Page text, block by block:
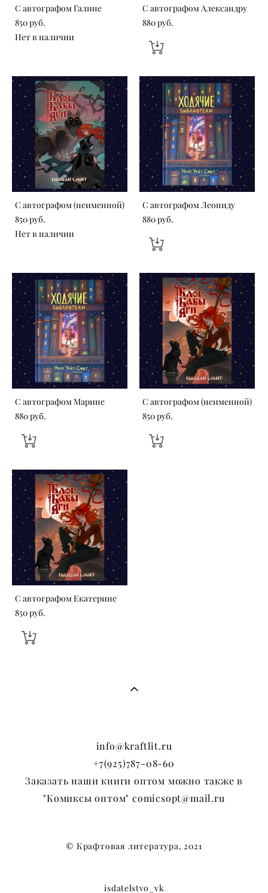
С автографом Галине
850 pуб.
Нет в наличии
С автографом Александру
880 pуб.
С автографом (неименной)
850 pуб.
Нет в наличии
С автографом Леониду
880 pуб.
С автографом Марине
880 pуб.
С автографом (неименной)
850 pуб.
С автографом Екатерине
850 pуб.
info@kraftlit.ru
+7(925)787-08-60
Заказать наши книги оптом можно также в
"Комиксы оптом" comicsopt@mail.ru
© Крафтовая литература, 2021
isdatelstvo_vk